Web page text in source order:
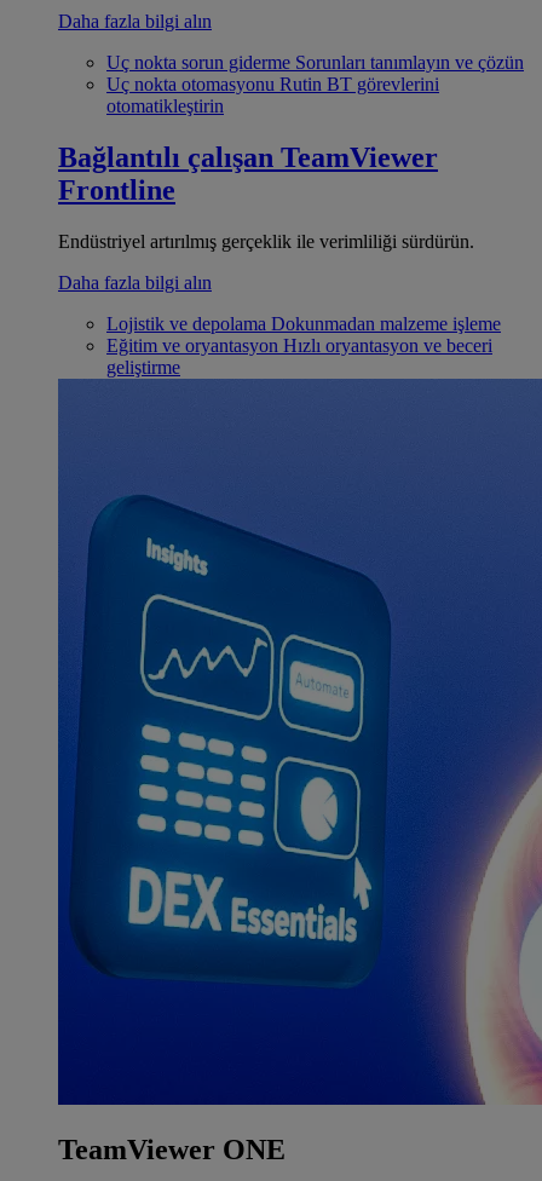
Daha fazla bilgi alın
Uç nokta sorun giderme Sorunları tanımlayın ve çözün
Uç nokta otomasyonu Rutin BT görevlerini
otomatikleştirin
Bağlantılı çalışan TeamViewer
Frontline
Endüstriyel artırılmış gerçeklik ile verimliliği sürdürün.
Daha fazla bilgi alın
Lojistik ve depolama Dokunmadan malzeme işleme
Eğitim ve oryantasyon Hızlı oryantasyon ve beceri
geliştirme
TeamViewer ONE